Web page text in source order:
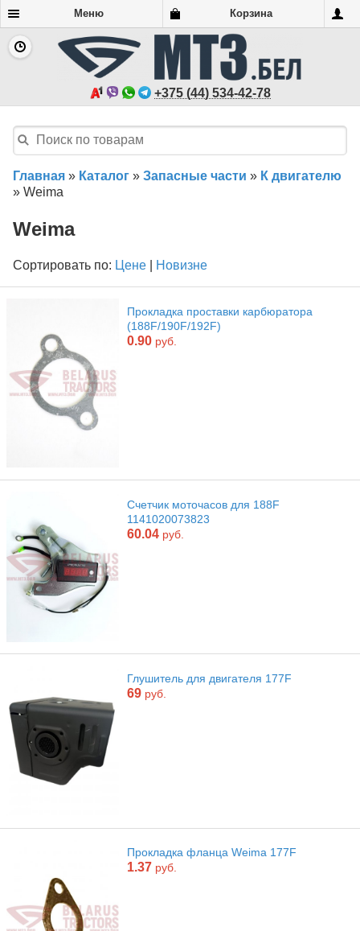
Меню Корзина
+375 (44) 534-42-78
Главная » Каталог » Запасные части » К двигателю
» Weima
Weima
Сортировать по: Цене Новизне
Прокладка проставки карбюратора
(188F/190F/192F)
0.90 руб.
Счетчик моточасов для 188F
1141020073823
60.04 руб.
Глушитель для двигателя 177F
69 руб.
Прокладка фланца Weima 177F
1.37 руб.